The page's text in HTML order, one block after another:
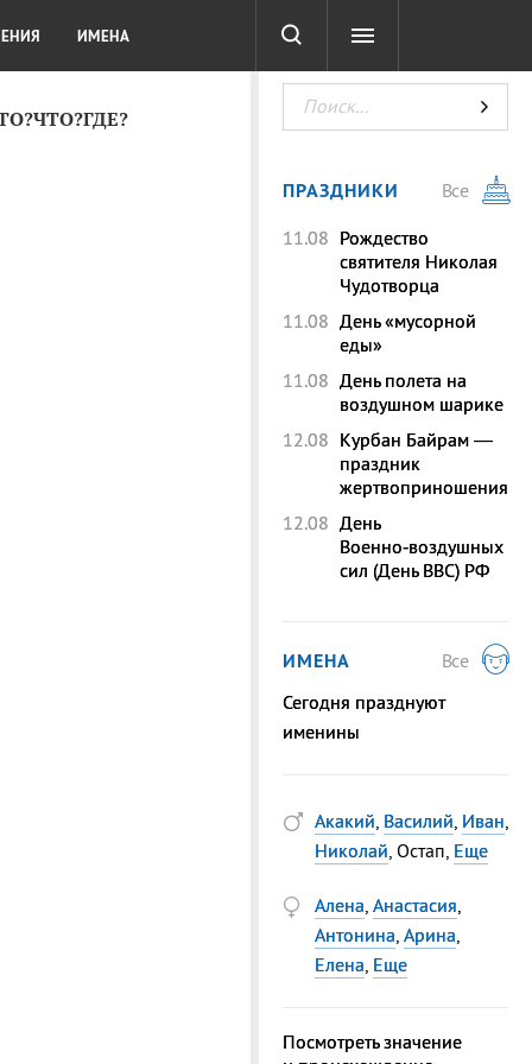
ТЕСТЫ
ИМЕНА
ПРАЗДНИКИ
Все
11.08 Рождество
святителя Николая
Чудотворца
11.08 День «мусорной
еды»
11.08 День полета на
воздушном шарике
12.08 Курбан Байрам —
праздник
жертвоприношения
12.08 День
Военно‑воздушных
сил (День ВВС) РФ
ИМЕНА
Все
Сегодня празднуют
именины
Акакий, Василий, Иван,
Николай, Остап, Еще
Алена, Анастасия,
Антонина, Арина,
Елена, Еще
Посмотреть значение